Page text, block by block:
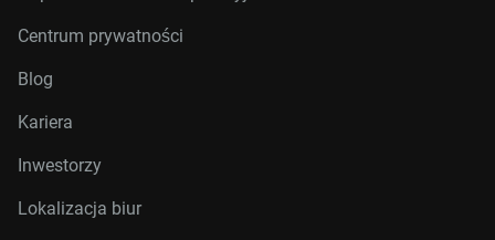
Centrum prywatności
Blog
Kariera
Inwestorzy
Lokalizacja biur